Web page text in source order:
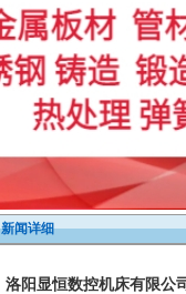
新闻详细
洛阳显恒数控机床有限公